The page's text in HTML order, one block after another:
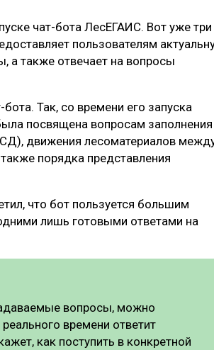
ПРОИЗВОДСТВО
чат-бота ЛесЕГАИС. Вот уже три
пользователям
а также отвечает на вопросы
Так, со времени его запуска
посвящена вопросам заполнения
движения лесоматериалов
порядка представления
что бот пользуется большим
лишь готовыми ответами на
вопросы, можно
времени ответит
как поступить в конкретной